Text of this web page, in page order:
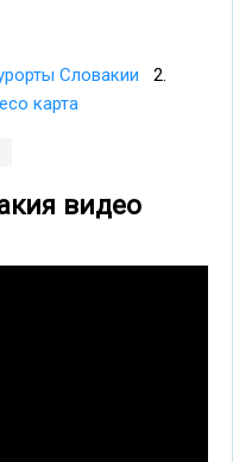
Словакии 2.
карта
видео